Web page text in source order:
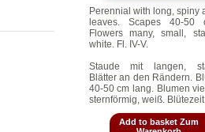
Perennial with long, spiny
leaves. Scapes 40-50
Flowers many, small,
white. Fl. IV-V.
Staude mit langen,
Blätter an den Rändern.
40-50 cm lang. Blumen
sternförmig, weiß. Blütezeit
Add to basket Zum